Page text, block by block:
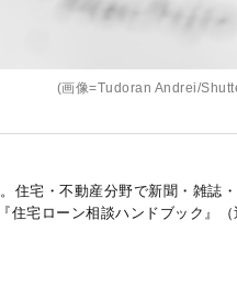
(画像=Tudoran Andrei/
住宅・不動産分野で新聞・雑誌
住宅ローン相談ハンドブック』